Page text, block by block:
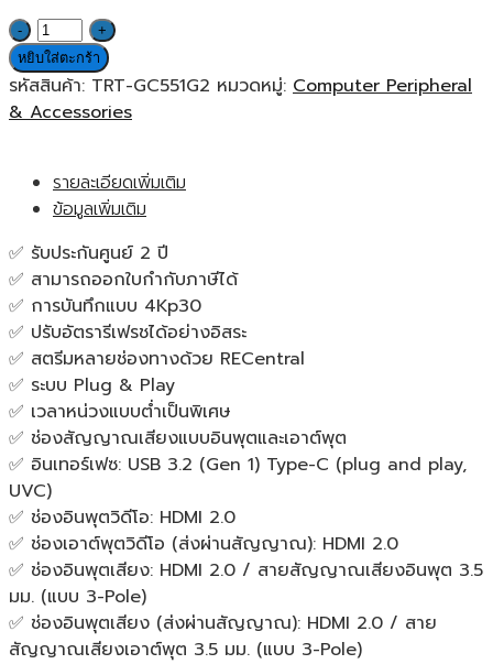
จำนวน
Avermedia
GC551G2
Live
อุปกรณ์
จับ
ภาพ
หน้า
จอ
ของ
แท้
ประกัน
ศูนย์
2ปี
ชิ้น
หยิบใส่ตะกร้า
รหัสสินค้า: TRT-GC551G2 หมวดหมู่: Computer Peripheral
& Accessories
รายละเอียดเพิ่มเติม
ข้อมูลเพิ่มเติม
✅ รับประกันศูนย์ 2 ปี
✅ สามารถออกใบกำกับภาษีได้
✅ การบันทึกแบบ 4Kp30
✅ ปรับอัตรารีเฟรชได้อย่างอิสระ
✅ สตรีมหลายช่องทางด้วย RECentral
✅ ระบบ Plug & Play
✅ เวลาหน่วงแบบต่ำเป็นพิเศษ
✅ ช่องสัญญาณเสียงแบบอินพุตและเอาต์พุต
✅ อินเทอร์เฟซ: USB 3.2 (Gen 1) Type-C (plug and play,
UVC)
✅ ช่องอินพุตวิดีโอ: HDMI 2.0
✅ ช่องเอาต์พุตวิดีโอ (ส่งผ่านสัญญาณ): HDMI 2.0
✅ ช่องอินพุตเสียง: HDMI 2.0 / สายสัญญาณเสียงอินพุต 3.5
มม. (แบบ 3-Pole)
✅ ช่องอินพุตเสียง (ส่งผ่านสัญญาณ): HDMI 2.0 / สาย
สัญญาณเสียงเอาต์พุต 3.5 มม. (แบบ 3-Pole)